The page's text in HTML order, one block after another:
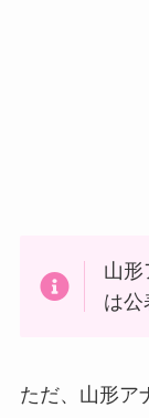
山形
は公
ただ、山形ア